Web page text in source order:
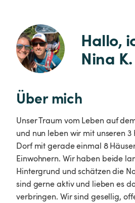
Hallo,
Nina K.
Über mich
Unser Traum vom Leben auf
und nun leben wir mit unseren 3
Dorf mit gerade einmal 8
Einwohnern. Wir haben beide
Hintergrund und schätzen die
sind gerne aktiv und lieben es
verbringen. Wir sind gesellig,